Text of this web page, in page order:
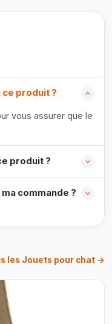
ce produit ?
vous assurer que le
produit ?
commande ?
les Jouets pour chat →